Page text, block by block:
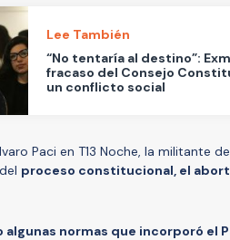
Lee También
“No tentaría al destino”:
fracaso del Consejo
un conflicto social
Paci en T13 Noche, la militante
proceso constitucional, el
algunas normas que incorporó el